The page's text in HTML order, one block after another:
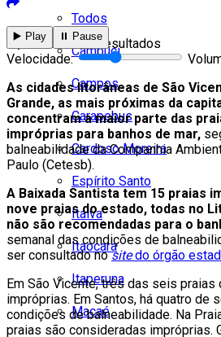
Todos
Cambuci
Campos
Carapebus
Cardoso Moreira
Espírito Santo
Italva
Itaocara
Itaperuna
Macaé
Ver todos os resultados
▶️ Play ⏸️ Pause
Velocidade:
As cidades litorâneas de São
Grande, as mais próximas da
concentram a maior parte das
impróprias para banhos de mar,
balneabilidade da Companhia
Paulo (Cetesb).
A Baixada Santista tem 15 praias
nove praias do estado, todas no
não são recomendadas para o
semanal das condições de
ser consultado nositedo órgão
Em São Vicente, três das seis
impróprias. Em Santos, há quatro de
condições de balneabilidade. Na
praias são consideradas impróprias.